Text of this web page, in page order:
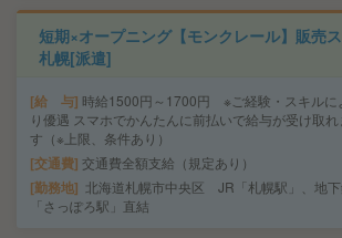
短期×オープニング【モンクレール】販売
札幌[派遣]
給 与 時給1500円～1700円 ※ご経験・スキルに
り優遇 スマホでかんたんに前払いで給与が受け取れ
す（※上限、条件あり）
交通費 交通費全額支給（規定あり）
勤務地
北海道札幌市中央区 JR「札幌駅」、地下
「さっぽろ駅」直結